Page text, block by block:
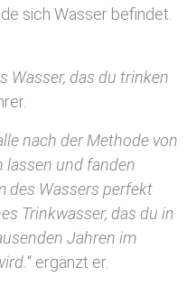
sich Wasser befindet.
Wasser, das du trinken
nach der Methode von
lassen und fanden
des Wassers perfekt
Trinkwasser, das du in
Jahren im
“ ergänzt er.